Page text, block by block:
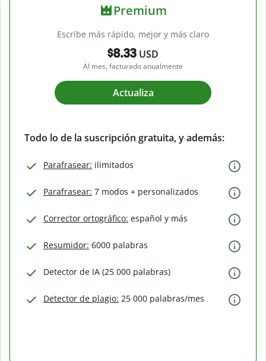
Premium
Escribe más rápido, mejor y más claro
$8.33 USD
Al mes, facturado anualmente
Actualiza
Todo lo de la suscripción gratuita, y además:
Parafrasear: ilimitados
Parafrasear: 7 modos + personalizados
Corrector ortográfico: español y más
Resumidor: 6000 palabras
Detector de IA (25 000 palabras)
Detector de plagio: 25 000 palabras/mes